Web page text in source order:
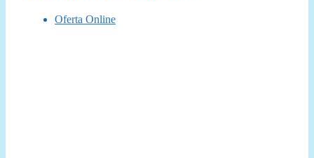
Oferta Online